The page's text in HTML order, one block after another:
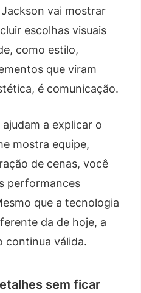
vai mostrar
escolhas visuais
como estilo,
que viram
é comunicação.
a explicar o
mostra equipe,
de cenas, você
performances
que a tecnologia
da de hoje, a
continua válida.
sem ficar